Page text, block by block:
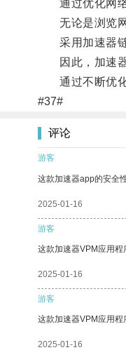
通过优化网络
无论是浏览网
采用加速器链
因此，加速器
通过不断优化
#37#
评论
游客
这款加速器app的安全
2025-01-16
游客
这款加速器VPM应用程
2025-01-16
游客
这款加速器VPM应用程
2025-01-16